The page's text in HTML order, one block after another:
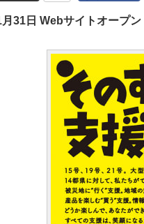
31日 Webサイトオープン